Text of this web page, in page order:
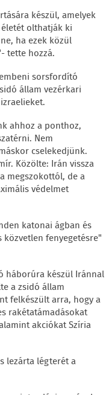
készül, amelyek
olthatják ki
ha ezek közül
tette hozzá.
sorsfordító
állam vezérkari
ahhoz a ponthoz,
Nem
cselekedjünk.
Közölte: Irán vissza
megszokottól, de a
védelmet
katonai ágban és
közvetlen fenyegetésre"
háborúra készül Iránnal
a zsidó állam
felkészült arra, hogy a
rakétatámadásokat
akciókat Szíria
lezárta légterét a